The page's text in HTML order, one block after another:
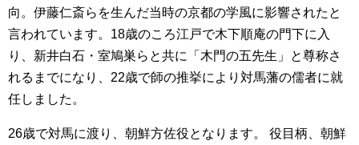
向。伊藤仁斎らを生んだ当時の京都の学風に影響されたと
言われています。18歳のころ江戸で木下順庵の門下に入
り、新井白石・室鳩巣らと共に「木門の五先生」と尊称さ
れるまでになり、22歳で師の推挙により対馬藩の儒者に就
任しました。
26歳で対馬に渡り、朝鮮方佐役となります。 役目柄、朝鮮